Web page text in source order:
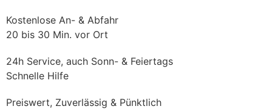
Kostenlose An- & Abfahr
20 bis 30 Min. vor Ort
24h Service, auch Sonn- & Feiertags
Schnelle Hilfe
Preiswert, Zuverlässig & Pünktlich